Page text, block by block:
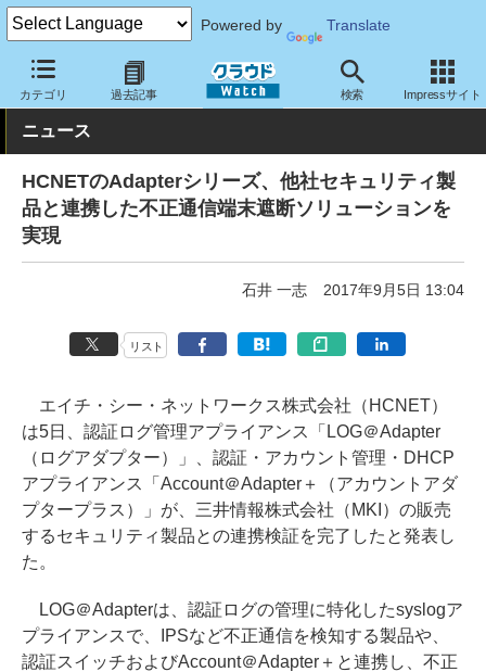
Powered by Translate
カテゴリ 過去記事 検索 Impressサイト
クラウド Watch セキュリティ マルウェア対策
ニュース
HCNETのAdapterシリーズ、他社セキュリティ製
品と連携した不正通信端末遮断ソリューションを
実現
石井 一志 2017年9月5日 13:04
リスト
エイチ・シー・ネットワークス株式会社（HCNET）
は5日、認証ログ管理アプライアンス「LOG＠Adapter
（ログアダプター）」、認証・アカウント管理・DHCP
アプライアンス「Account＠Adapter＋（アカウントアダ
プタープラス）」が、三井情報株式会社（MKI）の販売
するセキュリティ製品との連携検証を完了したと発表し
た。
LOG＠Adapterは、認証ログの管理に特化したsyslogア
プライアンスで、IPSなど不正通信を検知する製品や、
認証スイッチおよびAccount＠Adapter＋と連携し、不正